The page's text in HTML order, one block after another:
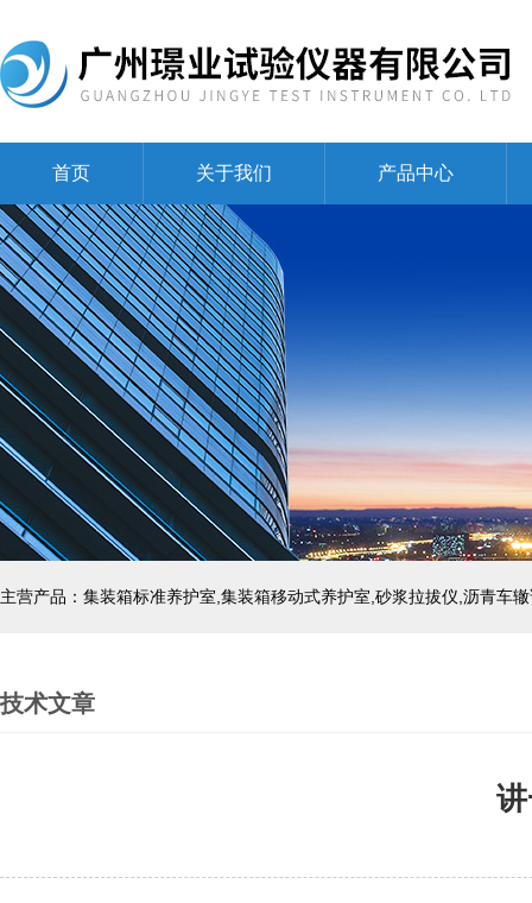
首页 关于我们 产品中心
主营产品：集装箱标准养护室,集装箱移动式养护室,砂浆拉拔仪,沥青车
技术文章